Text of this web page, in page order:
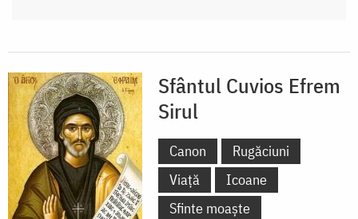
Sfântul Cuvios Efrem
Sirul
Canon
Rugăciuni
Viață
Icoane
Sfinte moaște